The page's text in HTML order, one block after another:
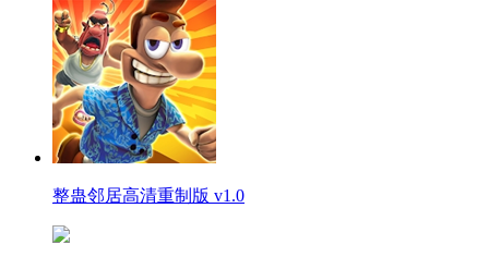
整蛊邻居高清重制版 v1.0